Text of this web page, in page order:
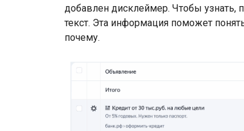
добавлен дисклеймер. Чтобы узнать,
текст. Эта информация поможет
почему.